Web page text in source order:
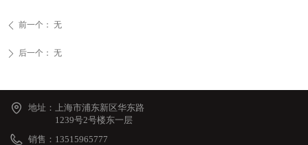
ꄴ 前一个： 无
ꄲ 后一个： 无
地址： 上海市浦东新区华东路
1239号2号楼东一层
销售： 13515965777